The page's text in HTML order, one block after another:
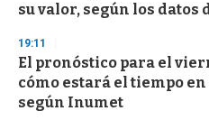
su valor, según los datos
19:11
El pronóstico para el
cómo estará el tiempo
según Inumet